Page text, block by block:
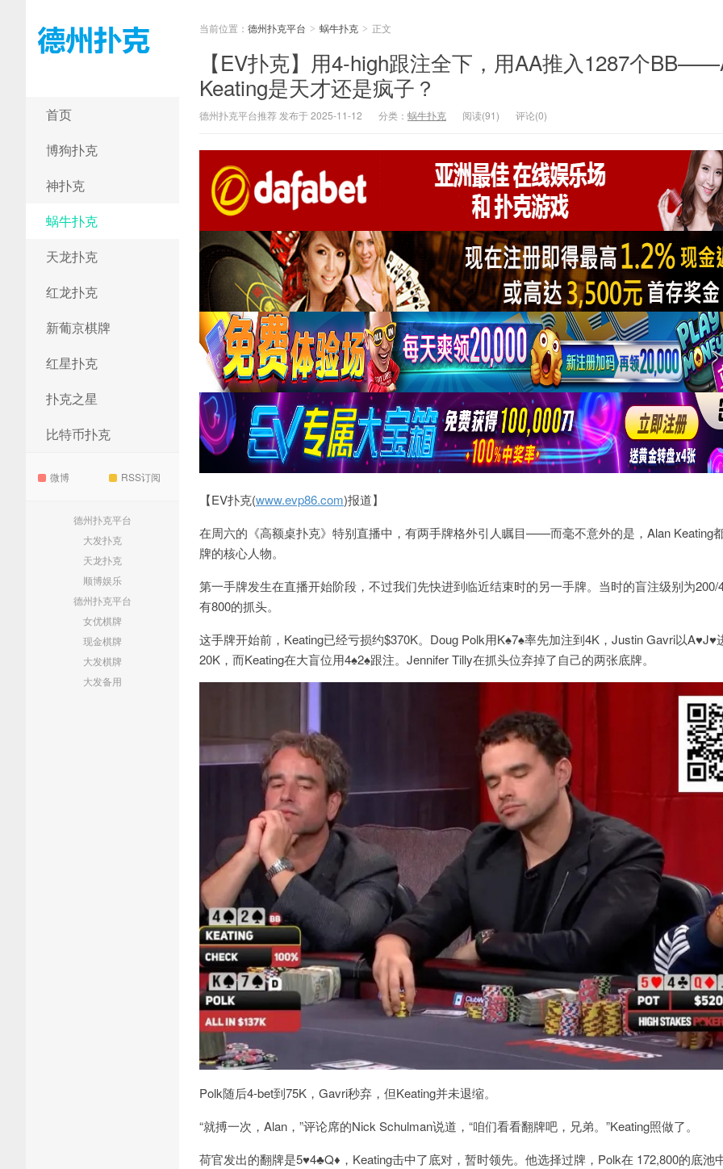
德州扑克平台
首页
博狗扑克
神扑克
蜗牛扑克
天龙扑克
红龙扑克
新葡京棋牌
红星扑克
扑克之星
比特币扑克
微博 RSS订阅
德州扑克平台
大发扑克
天龙扑克
顺博娱乐
德州扑克平台
女优棋牌
现金棋牌
大发棋牌
大发备用
当前位置： 德州扑克平台 > 蜗牛扑克 > 正文
【EV扑克】用4-high跟注全下，用AA推入1287个
Keating是天才还是疯子？
德州扑克平台推荐 发布于 2025-11-12 分类： 蜗牛扑克 阅读(91) 评论(0)
【EV扑克(www.evp86.com)报道】
在周六的《高额桌扑克》特别直播中，有两手牌格外引人瞩目——而毫不意外的是，Alan Keating
牌的核心人物。
第一手牌发生在直播开始阶段，不过我们先快进到临近结束时的另一手牌。当时的盲注级别为200/
有800的抓头。
这手牌开始前，Keating已经亏损约$370K。Doug Polk用K♠7♠率先加注到4K，Justin Gavri以A♥J♥
20K，而Keating在大盲位用4♠2♠跟注。Jennifer Tilly在抓头位弃掉了自己的两张底牌。
Polk随后4-bet到75K，Gavri秒弃，但Keating并未退缩。
“就搏一次，Alan，”评论席的Nick Schulman说道，“咱们看看翻牌吧，兄弟。”Keating照做了。
荷官发出的翻牌是5♥4♣Q♦，Keating击中了底对，暂时领先。他选择过牌，Polk在 172,800的底池